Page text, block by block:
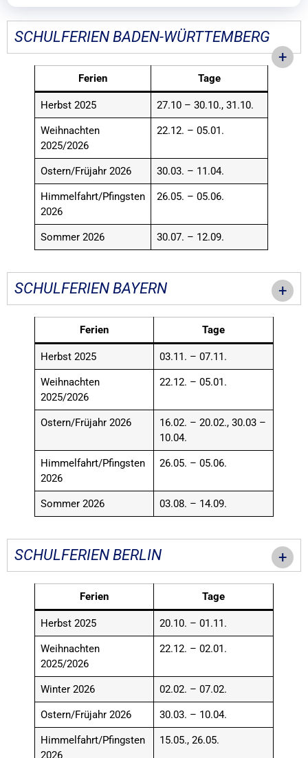
SCHULFERIEN BADEN-WÜRTTEMBERG
Ferien Tage
Herbst 2025 27.10 – 30.10., 31.10.
Weihnachten
2025/2026
22.12. – 05.01.
Ostern/Früjahr 2026 30.03. – 11.04.
Himmelfahrt/Pfingsten
2026
26.05. – 05.06.
Sommer 2026 30.07. – 12.09.
SCHULFERIEN BAYERN
Ferien Tage
Herbst 2025 03.11. – 07.11.
Weihnachten
2025/2026
22.12. – 05.01.
Ostern/Früjahr 2026
16.02. – 20.02., 30.03 –
10.04.
Himmelfahrt/Pfingsten
2026
26.05. – 05.06.
Sommer 2026 03.08. – 14.09.
SCHULFERIEN BERLIN
Ferien Tage
Herbst 2025 20.10. – 01.11.
Weihnachten
2025/2026
22.12. – 02.01.
Winter 2026 02.02. – 07.02.
Ostern/Früjahr 2026 30.03. – 10.04.
Himmelfahrt/Pfingsten
2026
15.05., 26.05.